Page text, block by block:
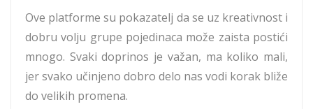
Ove platforme su pokazatelj da se uz kreativnost i
dobru volju grupe pojedinaca može zaista postići
mnogo. Svaki doprinos je važan, ma koliko mali,
jer svako učinjeno dobro delo nas vodi korak bliže
do velikih promena.